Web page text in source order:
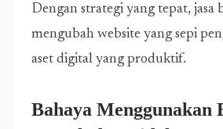
Dengan strategi yang tepat, jasa
mengubah website yang sepi
aset digital yang produktif.
Bahaya Menggunakan